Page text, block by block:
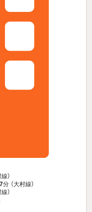
）
分 （大村線）
）